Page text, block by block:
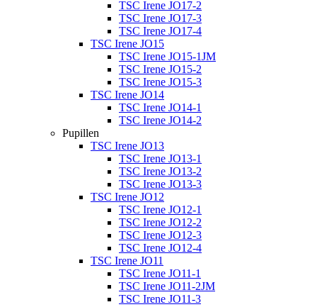
TSC Irene JO17-2
TSC Irene JO17-3
TSC Irene JO17-4
TSC Irene JO15
TSC Irene JO15-1JM
TSC Irene JO15-2
TSC Irene JO15-3
TSC Irene JO14
TSC Irene JO14-1
TSC Irene JO14-2
Pupillen
TSC Irene JO13
TSC Irene JO13-1
TSC Irene JO13-2
TSC Irene JO13-3
TSC Irene JO12
TSC Irene JO12-1
TSC Irene JO12-2
TSC Irene JO12-3
TSC Irene JO12-4
TSC Irene JO11
TSC Irene JO11-1
TSC Irene JO11-2JM
TSC Irene JO11-3